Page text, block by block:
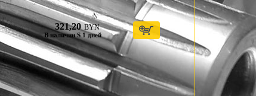
В наличии S 1 дней
321,20 BYN